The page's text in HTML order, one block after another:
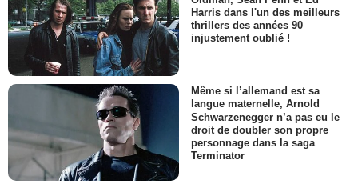
Harris dans l'un des meilleurs
thrillers des années 90
injustement oublié !
Même si l’allemand est sa
langue maternelle, Arnold
Schwarzenegger n’a pas eu le
droit de doubler son propre
personnage dans la saga
Terminator